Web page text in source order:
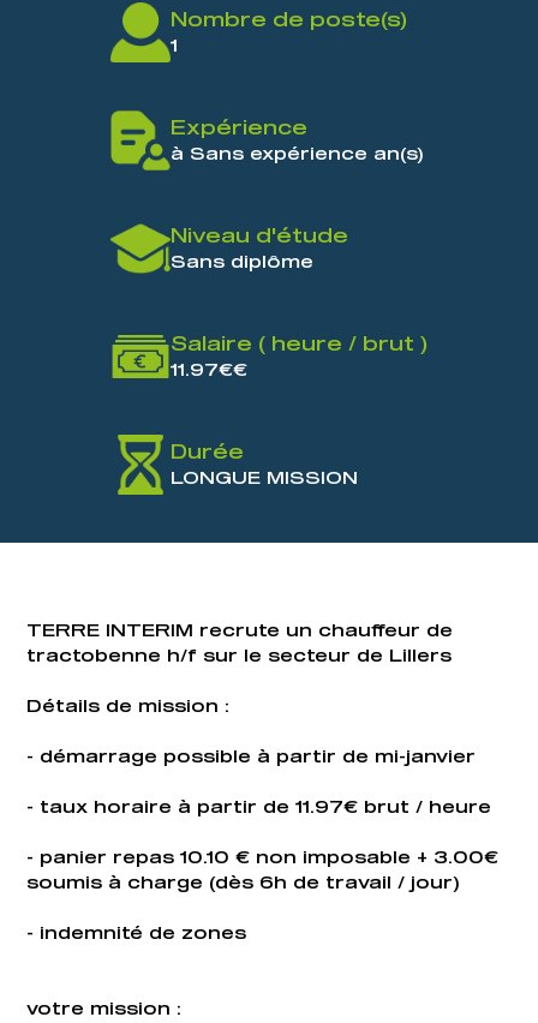
Nombre de poste(s)
1
Expérience
à Sans expérience an(s)
Niveau d'étude
Sans diplôme
Salaire ( heure / brut )
11.97€€
Durée
LONGUE MISSION
TERRE INTERIM recrute un chauffeur de
tractobenne h/f sur le secteur de Lillers
Détails de mission :
- démarrage possible à partir de mi-janvier
- taux horaire à partir de 11.97€ brut / heure
- panier repas 10.10 € non imposable + 3.00€
soumis à charge (dès 6h de travail / jour)
- indemnité de zones
votre mission :